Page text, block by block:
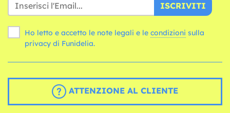
ISCRIVITI
Ho letto e accetto le note legali e le condizioni
privacy di Funidelia.
ATTENZIONE AL CLIENTE